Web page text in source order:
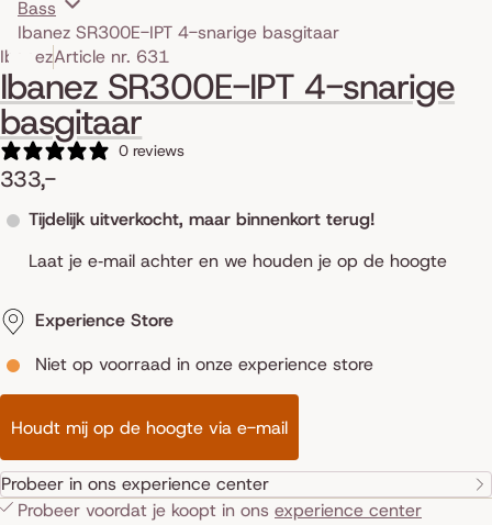
Bass
Ibanez SR300E-IPT 4-snarige basgitaar
Skip to product information
IbanezArticle nr. 631
Ibanez SR300E-IPT 4-snarige
basgitaar
0 reviews
333,-
Tijdelijk uitverkocht, maar binnenkort terug!
Laat je e‑mail achter en we houden je op de hoogte
Experience Store
Niet op voorraad in onze experience store
Houdt mij op de hoogte via e-mail
Probeer in ons experience center
Probeer voordat je koopt in ons experience center